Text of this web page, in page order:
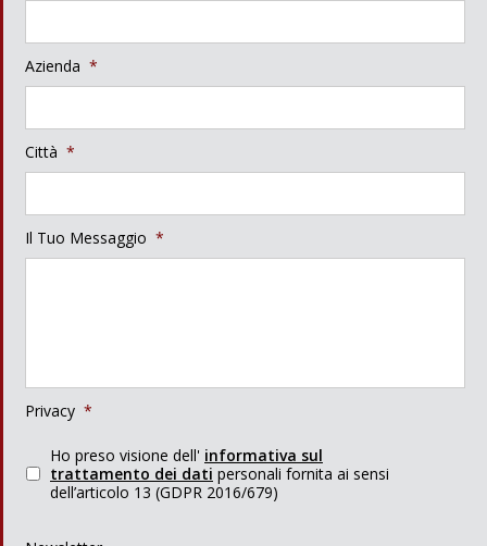
Azienda *
Città *
Il Tuo Messaggio *
Privacy *
Ho preso visione dell' informativa sul
trattamento dei dati personali fornita ai sensi
dell’articolo 13 (GDPR 2016/679)